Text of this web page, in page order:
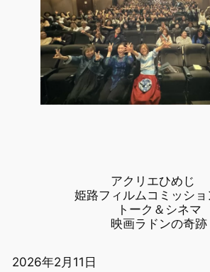
アクリエひめじ
姫路フィルムコミッシ
​トーク＆シネマ
映画ラドンの奇跡
2026年2月11日